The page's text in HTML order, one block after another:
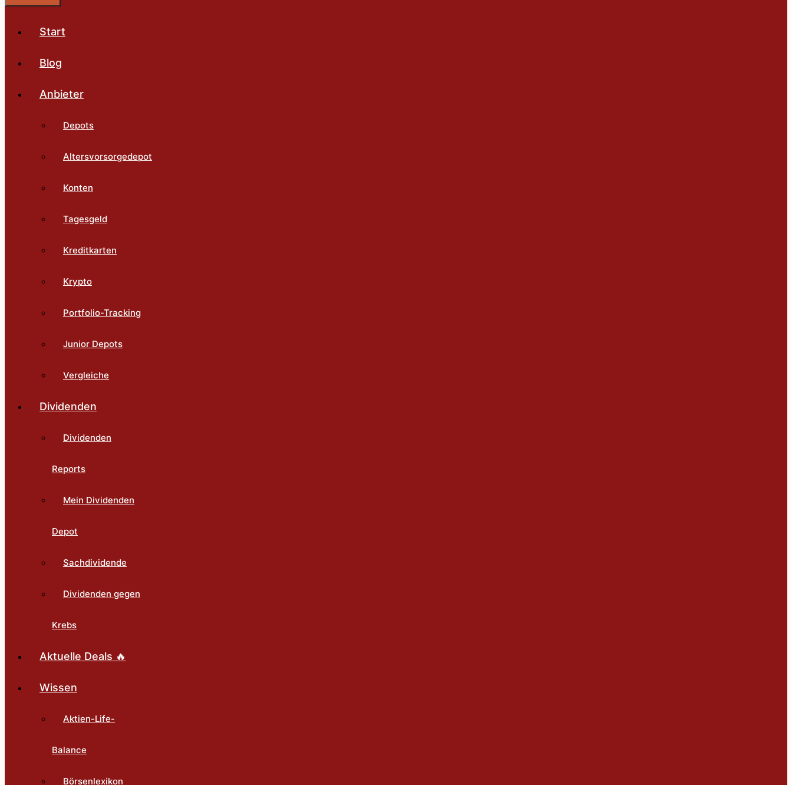
Start
Blog
Anbieter
Depots
Altersvorsorgedepot
Konten
Tagesgeld
Kreditkarten
Krypto
Portfolio-Tracking
Junior Depots
Vergleiche
Dividenden
Dividenden
Reports
Mein Dividenden
Depot
Sachdividende
Dividenden gegen
Krebs
Aktuelle Deals 🔥
Wissen
Aktien-Life-
Balance
Börsenlexikon